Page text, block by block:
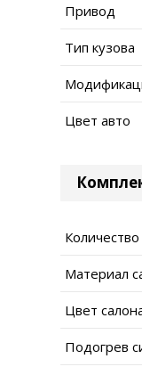
Привод
Тип кузова
Цвет авто
Материал
Цвет
Подогрев